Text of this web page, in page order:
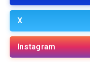
X
Instagram